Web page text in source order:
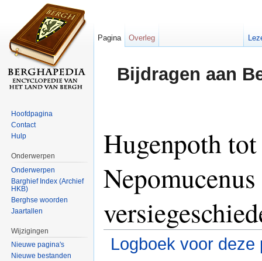
Bijdragen aan
Hugenpoth
Logboek voor deze
Pagina Overleg
Hoofdpagina
Contact
Hulp
Onderwerpen
Onderwerpen
Barghief Index (Archief
HKB)
Berghse woorden
Jaartallen
Wijzigingen
Nieuwe pagina's
Nieuwe bestanden